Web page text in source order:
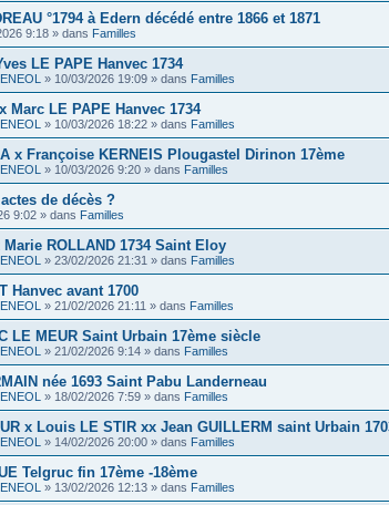
°1794 à Edern décédé entre 1866 et 1871
9:18 » dans Familles
LE PAPE Hanvec 1734
» 10/03/2026 19:09 » dans Familles
Marc LE PAPE Hanvec 1734
» 10/03/2026 18:22 » dans Familles
x Françoise KERNEIS Plougastel Dirinon 17ème
» 10/03/2026 9:20 » dans Familles
de décès ?
9:02 » dans Familles
Marie ROLLAND 1734 Saint Eloy
» 23/02/2026 21:31 » dans Familles
Hanvec avant 1700
» 21/02/2026 21:11 » dans Familles
LE MEUR Saint Urbain 17ème siècle
» 21/02/2026 9:14 » dans Familles
née 1693 Saint Pabu Landerneau
» 18/02/2026 7:59 » dans Familles
x Louis LE STIR xx Jean GUILLERM saint Urbain
» 14/02/2026 20:00 » dans Familles
Telgruc fin 17ème -18ème
» 13/02/2026 12:13 » dans Familles